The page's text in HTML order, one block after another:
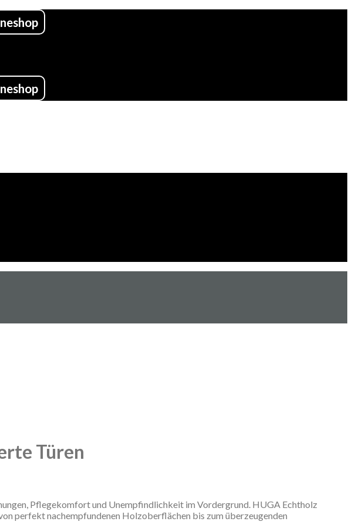
Türen
Pflegekomfort und Unempfindlichkeit im Vordergrund. HUGA Echtholz
perfekt nachempfundenen Holzoberflächen bis zum überzeugenden